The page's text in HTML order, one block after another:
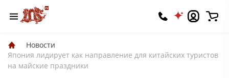
Новости
Япония лидирует как направление для китайских туристов
на майские праздники